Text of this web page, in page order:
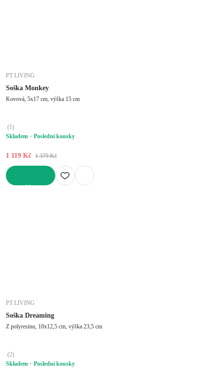
PT LIVING
Soška Monkey
Kovová, 5x17 cm, výška 15 cm
(1)
Skladem
Poslední kousky
1 119 Kč 1 379 Kč
PT LIVING
Soška Dreaming
Z polyresinu, 10x12,5 cm, výška 23,5 cm
(2)
Skladem
Poslední kousky